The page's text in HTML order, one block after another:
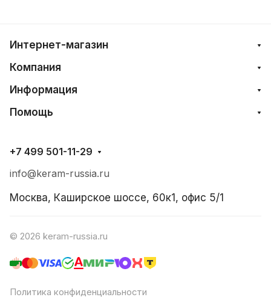
Интернет-магазин
Компания
Информация
Помощь
+7 499 501-11-29
info@keram-russia.ru
Москва, Каширское шоссе, 60к1, офис 5/1
© 2026 keram-russia.ru
Политика конфиденциальности